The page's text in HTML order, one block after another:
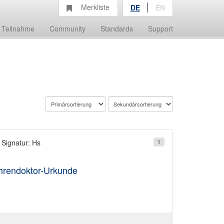
Teilnahme Community Standards Support
Merkliste DE EN
1
Signatur: Hs
Urkunde